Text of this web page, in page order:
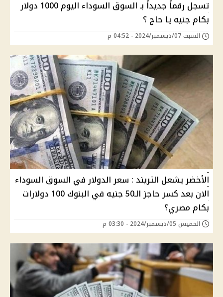
تسجل رقماً جديداً بـ السوق السوداء اليوم 1000 دوﻻر
بكام جنيه يا حاج ؟
السبت 07/ديسمبر/2024 - 04:52 م
الأخضر يشعل التريند : سعر الدوﻻر في السوق السوداء
اﻻن بعد كسر حاجز الـ50 جنيه في البنوك 100 دوﻻرات
بكام مصري؟
الخميس 05/ديسمبر/2024 - 03:30 م